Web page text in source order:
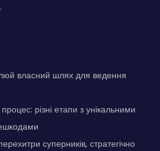
власний шлях для ведення
різні етапи з унікальними
суперників, стратегічно